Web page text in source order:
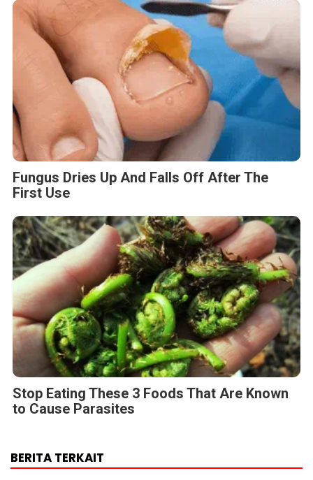
Fungus Dries Up And Falls Off After The
First Use
Stop Eating These 3 Foods That Are Known
to Cause Parasites
BERITA TERKAIT